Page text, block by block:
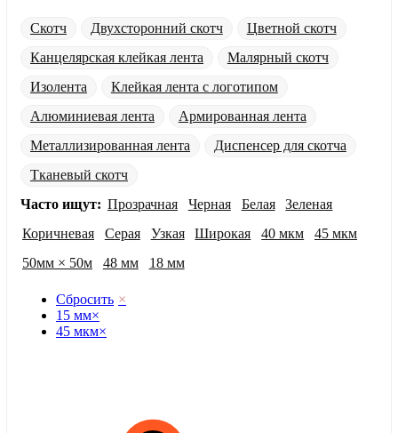
Скотч Двухсторонний скотч
Цветной скотч
Канцелярская клейкая лента
Малярный скотч
Изолента
Клейкая лента с логотипом
Алюминиевая лента
Армированная лента
Металлизированная лента
Диспенсер для скотча
Тканевый скотч
Часто ищут: Прозрачная Черная Белая
Зеленая
Коричневая
Серая Узкая Широкая 40 мкм
45 мкм
50мм × 50м
48 мм 18 мм
Сбросить ×
15 мм×
45 мкм×